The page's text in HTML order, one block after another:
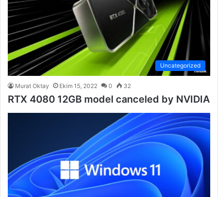
Uncategorized
Murat Oktay Ekim 15, 2022 0 32
RTX 4080 12GB model canceled by NVIDIA